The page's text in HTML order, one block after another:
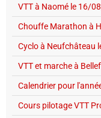
VTT à Naomé le 16/
Chouffe Marathon à
Cyclo à Neufchâteau
VTT et marche à
Calendrier pour
Cours pilotage VTT